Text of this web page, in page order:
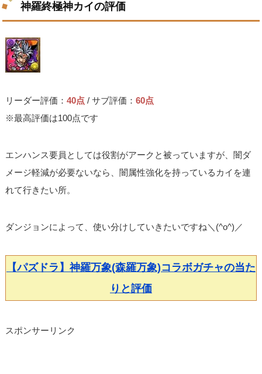
神羅終極神カイの評価
リーダー評価：40点 / サブ評価：60点
※最高評価は100点です
エンハンス要員としては役割がアークと被っていますが、闇ダ
メージ軽減が必要ないなら、闇属性強化を持っているカイを連
れて行きたい所。
ダンジョンによって、使い分けしていきたいですね＼(^o^)／
【パズドラ】神羅万象(森羅万象)コラボガチャの当た
りと評価
スポンサーリンク